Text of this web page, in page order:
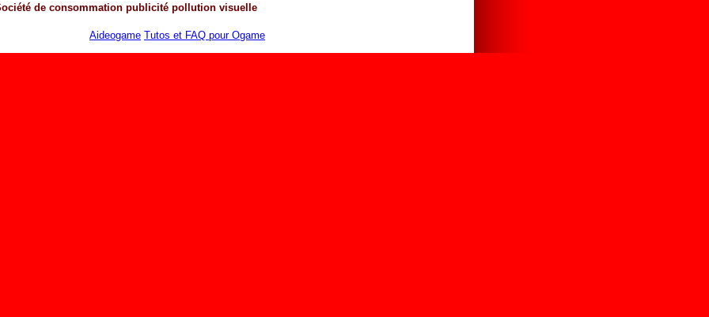
de consommation publicité pollution visuelle
Aideogame Tutos et FAQ pour Ogame